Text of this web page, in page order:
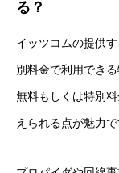
る？
イッツコムの提供
別料金で利用でき
無料もしくは特別
えられる点が魅力で